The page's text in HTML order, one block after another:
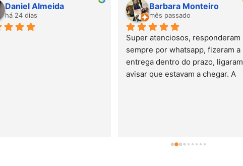
Daniel Almeida
há 24 dias
Barbara Monteiro
mês passado
Super atenciosos, responderam
sempre por whatsapp, fizeram a
entrega dentro do prazo, ligaram
avisar que estavam a chegar. A